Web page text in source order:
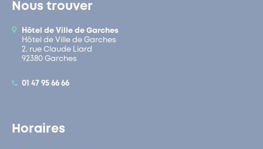
Nous trouver
Hôtel de Ville de Garches
Hôtel de Ville de Garches
2, rue Claude Liard
92380 Garches
01 47 95 66 66
Horaires